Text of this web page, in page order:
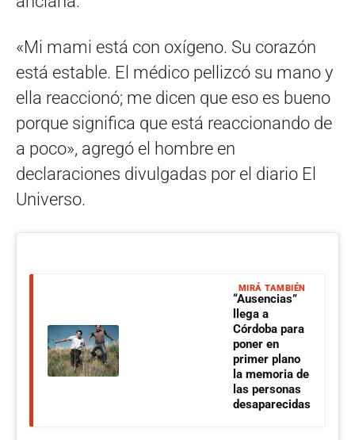
«Mi mami está con oxígeno. Su corazón
está estable. El médico pellizcó su mano y
ella reaccionó; me dicen que eso es bueno
porque significa que está reaccionando de
a poco», agregó el hombre en
declaraciones divulgadas por el diario El
Universo.
MIRÁ TAMBIÉN
“Ausencias”
llega a
Córdoba para
poner en
primer plano
la memoria de
las personas
desaparecidas